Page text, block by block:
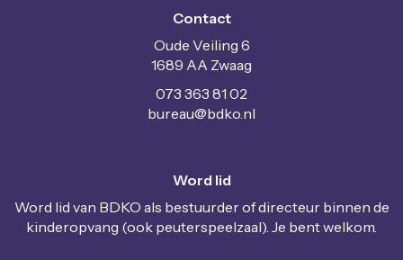
Contact
Oude Veiling 6
1689 AA Zwaag
073 363 81 02
uaerub@bdko.nl
Word lid
Word lid van BDKO als bestuurder of directeur binnen de
kinderopvang (ook peuterspeelzaal). Je bent welkom.